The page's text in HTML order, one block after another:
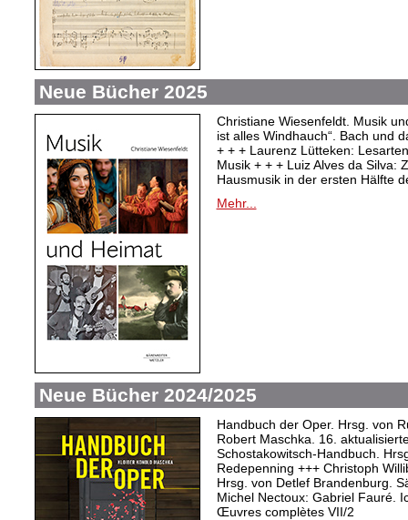
Neue Bücher 2025
Christiane Wiesenfeldt. Musik
ist alles Windhauch“. Bach und
+ + + Laurenz Lütteken:
Musik + + + Luiz Alves da Silva:
Hausmusik in der ersten Hälfte
Mehr...
Neue Bücher 2024/2025
Handbuch der Oper. Hrsg. von
Robert Maschka. 16.
Schostakowitsch-Handbuch.
Redepenning +++ Christoph
Hrsg. von Detlef Brandenburg.
Michel Nectoux: Gabriel Fauré.
Œuvres complètes VII/2